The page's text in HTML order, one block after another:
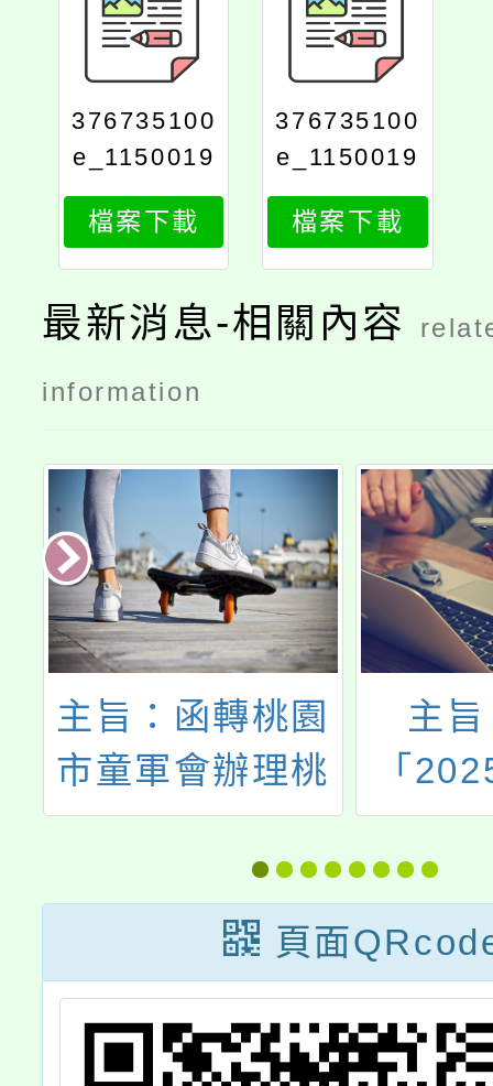
376735100
e_1150019
092_attach
2
檔案下載
376735100
e_1150019
092_attach
1
檔案下載
最新消息-相關內容
information
主旨：函轉桃園
市童軍會辦理桃
園市第2期羅浮
童軍服務員木章
基本訓練活動一
案，請鼓勵所屬
踴躍報名參加，
主
「
會在桃
燈競
報名
年11
請轉
頁面